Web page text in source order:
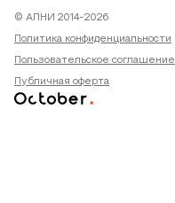
© АПНИ 2014-2026
Политика конфиденциальности
Пользовательское соглашение
Публичная оферта